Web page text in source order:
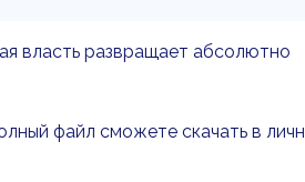
власть развращает абсолютно
файл сможете скачать в